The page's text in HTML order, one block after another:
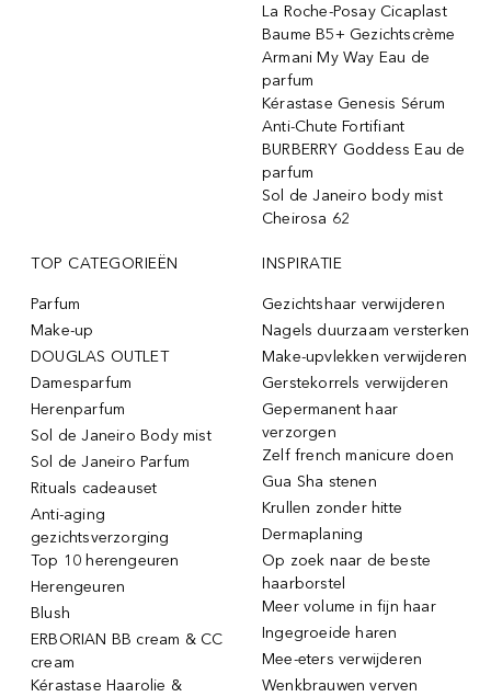
La Roche-Posay Cicaplast
Baume B5+ Gezichtscrème
Armani My Way Eau de
parfum
Kérastase Genesis Sérum
Anti-Chute Fortifiant
BURBERRY Goddess Eau de
parfum
Sol de Janeiro body mist
Cheirosa 62
TOP CATEGORIEËN
Parfum
Make-up
DOUGLAS OUTLET
Damesparfum
Herenparfum
Sol de Janeiro Body mist
Sol de Janeiro Parfum
Rituals cadeauset
Anti-aging
gezichtsverzorging
Top 10 herengeuren
Herengeuren
Blush
ERBORIAN BB cream & CC
cream
Kérastase Haarolie &
INSPIRATIE
Gezichtshaar verwijderen
Nagels duurzaam versterken
Make-upvlekken verwijderen
Gerstekorrels verwijderen
Gepermanent haar
verzorgen
Zelf french manicure doen
Gua Sha stenen
Krullen zonder hitte
Dermaplaning
Op zoek naar de beste
haarborstel
Meer volume in fijn haar
Ingegroeide haren
Mee-eters verwijderen
Wenkbrauwen verven